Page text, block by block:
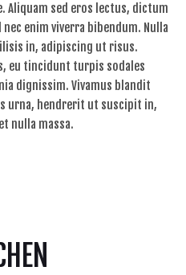
Aliquam sed eros lectus, dictum
enim viverra bibendum. Nulla
in, adipiscing ut risus.
eu tincidunt turpis sodales
dignissim. Vivamus blandit
urna, hendrerit ut suscipit in,
nulla massa.